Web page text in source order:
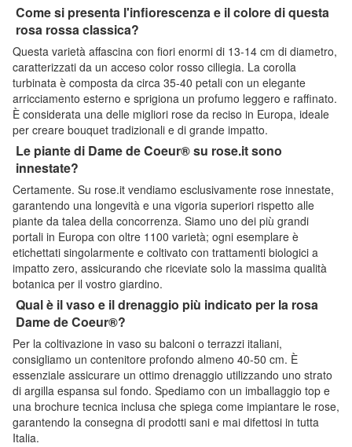
Come si presenta l'infiorescenza e il colore di questa
rosa rossa classica?
Questa varietà affascina con fiori enormi di 13-14 cm di diametro,
caratterizzati da un acceso color rosso ciliegia. La corolla
turbinata è composta da circa 35-40 petali con un elegante
arricciamento esterno e sprigiona un profumo leggero e raffinato.
È considerata una delle migliori rose da reciso in Europa, ideale
per creare bouquet tradizionali e di grande impatto.
Le piante di Dame de Coeur® su rose.it sono
innestate?
Certamente. Su rose.it vendiamo esclusivamente rose innestate,
garantendo una longevità e una vigoria superiori rispetto alle
piante da talea della concorrenza. Siamo uno dei più grandi
portali in Europa con oltre 1100 varietà; ogni esemplare è
etichettati singolarmente e coltivato con trattamenti biologici a
impatto zero, assicurando che riceviate solo la massima qualità
botanica per il vostro giardino.
Qual è il vaso e il drenaggio più indicato per la rosa
Dame de Coeur®?
Per la coltivazione in vaso su balconi o terrazzi italiani,
consigliamo un contenitore profondo almeno 40-50 cm. È
essenziale assicurare un ottimo drenaggio utilizzando uno strato
di argilla espansa sul fondo. Spediamo con un imballaggio top e
una brochure tecnica inclusa che spiega come impiantare le rose,
garantendo la consegna di prodotti sani e mai difettosi in tutta
Italia.